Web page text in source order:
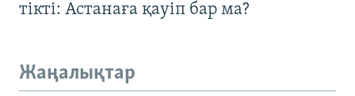
тікті: Астанаға қауіп бар ма?
Жаңалықтар